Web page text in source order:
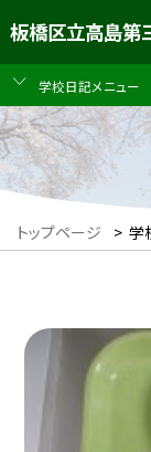
板橋区立高島第
学校日記メニュー
トップページ > 学